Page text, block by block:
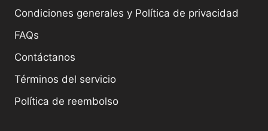
Condiciones generales y Política de privacidad
FAQs
Contáctanos
Términos del servicio
Política de reembolso